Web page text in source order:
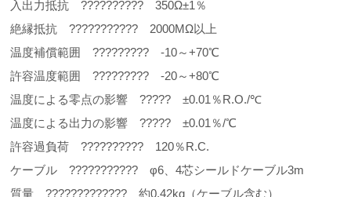
入出力抵抗 ?????????? 350Ω±1％
絶縁抵抗 ??????????? 2000MΩ以上
温度補償範囲 ????????? -10～+70℃
許容温度範囲 ????????? -20～+80℃
温度による零点の影響 ????? ±0.01％R.O./℃
温度による出力の影響 ????? ±0.01％/℃
許容過負荷 ?????????? 120％R.C.
ケーブル ??????????? φ6、4芯シールドケーブル3m
質量 ????????????? 約0.42kg（ケーブル含む）